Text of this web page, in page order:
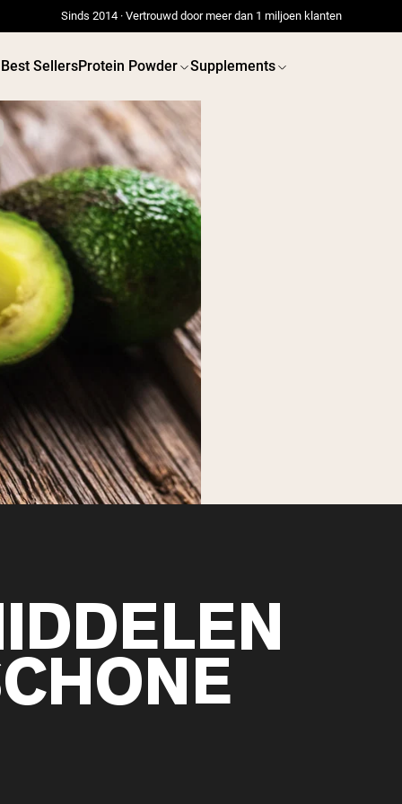
Sinds 2014 · Vertrouwd door meer dan 1 miljoen klanten
Best SellersProtein Powder Supplements
Best Seller
Erwteneiwit
Grasgevoerd Wei Eiwit
Poeder
Collageenpeptiden
Chocolade
Grasgevoerde Wei
Vanille grasgevoerde
Shop All Protein Powders